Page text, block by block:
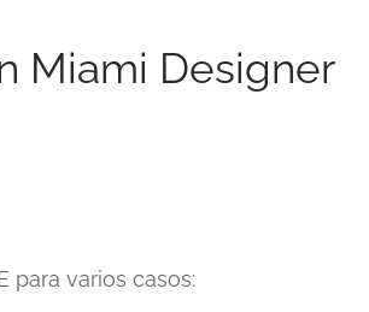
Miami Designer
para varios casos: